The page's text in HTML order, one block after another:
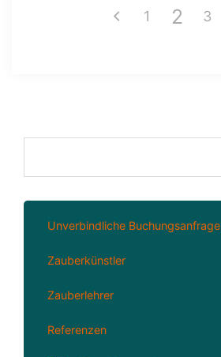
1 2 3
Unverbindliche Buchungsanfrage
Zauberkünstler
Zauberlehrer
Referenzen